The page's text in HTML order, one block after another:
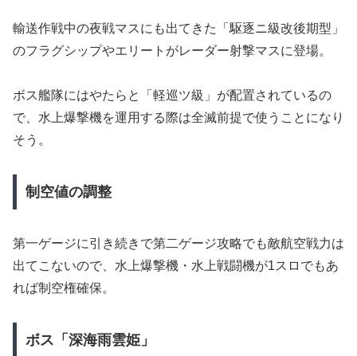
輸送作戦中の夜戦マスにも出てきた「駆逐ニ級改後期型」
のフラグシップやエリートがレーダー射撃マスに登場。
ボス艦隊にはやたらと「軽巡ツ級」が配置されているの
で、水上爆撃機を運用する際は全滅前提で使うことになり
そう。
制空値の調整
第一ゲージに引き続きで第二ゲージ攻略でも敵航空戦力は
出てこないので、水上爆撃機・水上戦闘機が1スロでもあ
れば制空権確保。
ボス「深海雨雲姫」